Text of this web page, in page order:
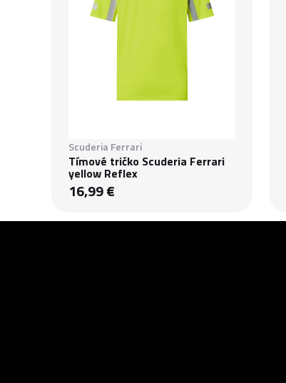
Scuderia Ferrari
Tímové tričko Scuderia Ferrari
yellow Reflex
16,99 €